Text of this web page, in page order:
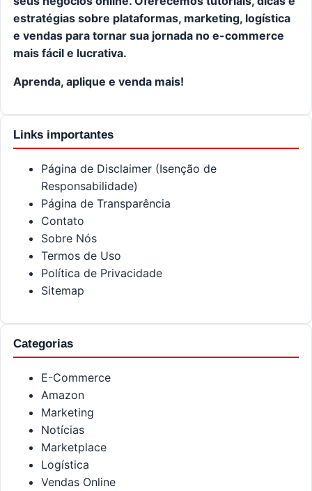
estratégias sobre plataformas, marketing, logística
e vendas para tornar sua jornada no e-commerce
mais fácil e lucrativa.
Aprenda, aplique e venda mais!
Links importantes
Página de Disclaimer (Isenção de
Responsabilidade)
Página de Transparência
Contato
Sobre Nós
Termos de Uso
Política de Privacidade
Sitemap
Categorias
E-Commerce
Amazon
Marketing
Notícias
Marketplace
Logística
Vendas Online